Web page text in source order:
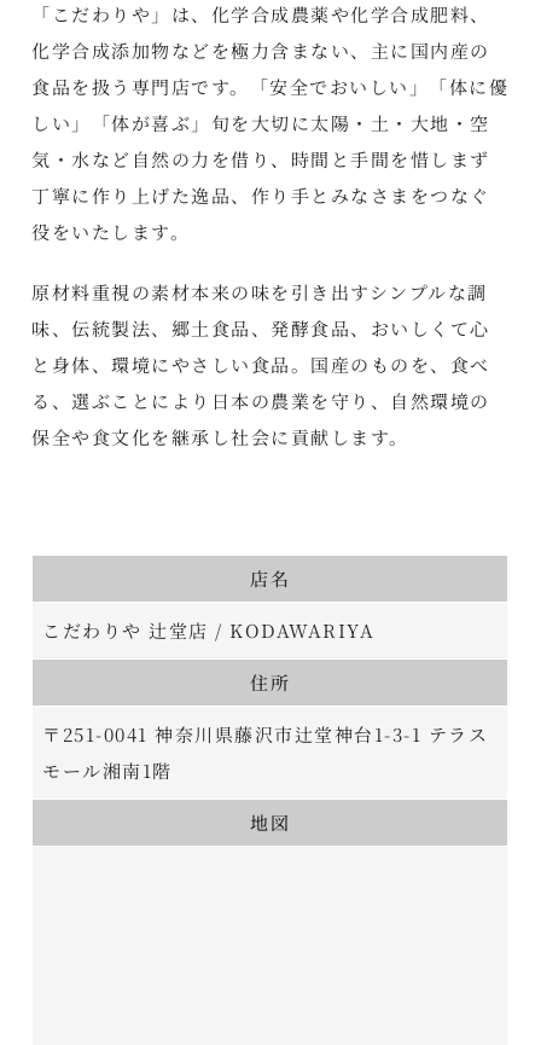
「こだわりや」は、化学合成農薬や化学合成肥料、
化学合成添加物などを極力含まない、主に国内産の
食品を扱う専門店です。「安全でおいしい」「体に優
しい」「体が喜ぶ」旬を大切に太陽・土・大地・空
気・水など自然の力を借り、時間と手間を惜しまず
丁寧に作り上げた逸品、作り手とみなさまをつなぐ
役をいたします。
原材料重視の素材本来の味を引き出すシンプルな調
味、伝統製法、郷土食品、発酵食品、おいしくて心
と身体、環境にやさしい食品。国産のものを、食べ
る、選ぶことにより日本の農業を守り、自然環境の
保全や食文化を継承し社会に貢献します。
店名
こだわりや 辻堂店 / KODAWARIYA
住所
〒251-0041 神奈川県藤沢市辻堂神台1-3-1 テラス
モール湘南1階
地図